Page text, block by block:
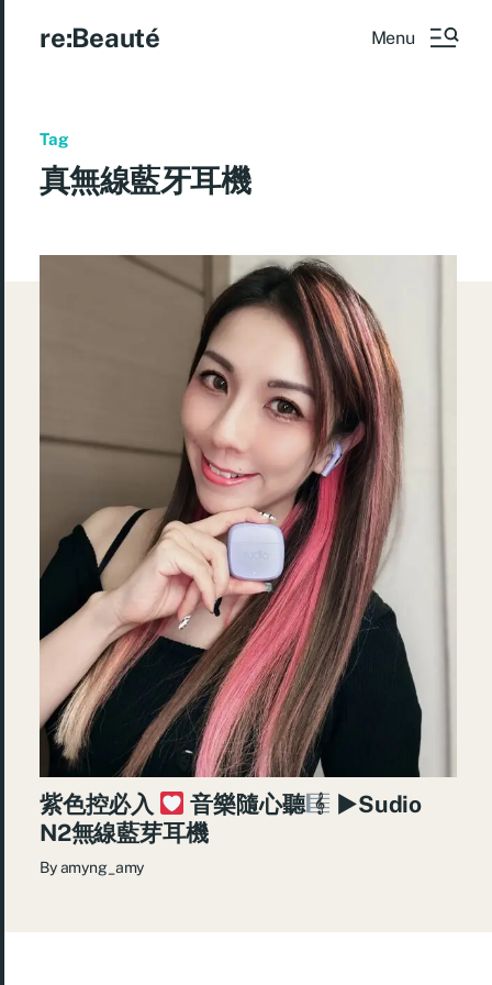
re:Beauté Menu
Tag
真無線藍牙耳機
紫色控必入 音樂隨心聽
►Sudio
N2無線藍芽耳機
Byamyng_amy